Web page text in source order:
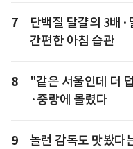
7
단백질 달걀의 3배
간편한 아침 습관
8
"같은 서울인데 더
·중랑에 몰렸다
9
놀런 감독도 맛봤다